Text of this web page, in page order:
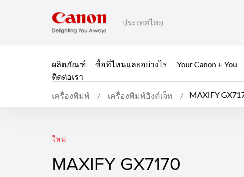
ประเทศไทย
ผลิตภัณฑ์ ซื้อที่ไหนและอย่างไร Your Canon + You
ติดต่อเรา
เครื่องพิมพ์ เครื่องพิมพ์อิงค์เจ็ท MAXIFY
MAXIFY GX7170
ใหม่
MAXIFY GX7170